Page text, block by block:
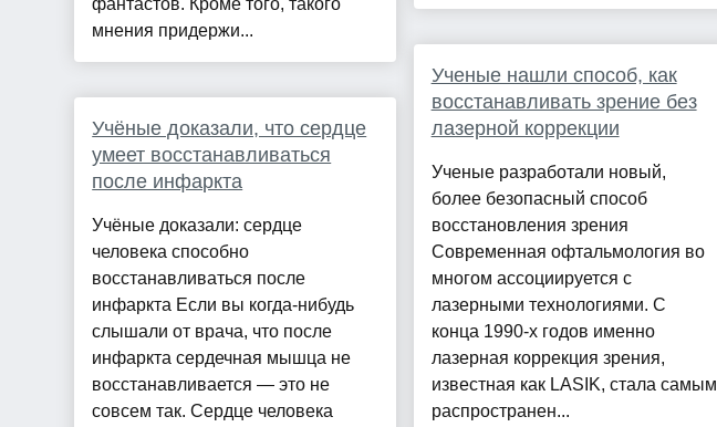
фантастов. Кроме того, такого
мнения придержи...
Учёные доказали, что сердце
умеет восстанавливаться
после инфаркта
Учёные доказали: сердце
человека способно
восстанавливаться после
инфаркта Если вы когда-нибудь
слышали от врача, что после
инфаркта сердечная мышца не
восстанавливается — это не
совсем так. Сердце человека
Ученые нашли способ, как
восстанавливать зрение без
лазерной коррекции
Ученые разработали новый,
более безопасный способ
восстановления зрения
Современная офтальмология во
многом ассоциируется с
лазерными технологиями. С
конца 1990-х годов именно
лазерная коррекция зрения,
известная как LASIK, стала самым
распространен...